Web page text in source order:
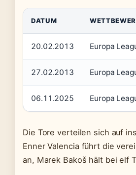
DATUM
20.02.2013 Europa
27.02.2013 Europa
06.11.2025 Europa
Die Tore verteilen sich auf
Enner Valencia führt die
an, Marek Bakoš hält bei elf